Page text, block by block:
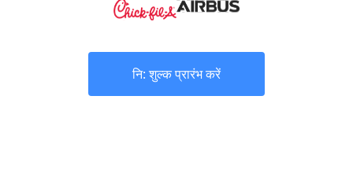
नि: शुल्क प्रारंभ करें